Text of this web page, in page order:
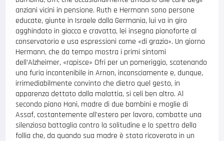
anziani vicini in pensione. Ruth e Hermann sono persone
educate, giunte in Israele dalla Germania, lui va in giro
agghindato in giacca e cravatta, lei insegna pianoforte al
conservatorio e usa espressioni come «di grazia». Un giorno
Hermann, che da tempo mostra i primi sintomi
dell’Alzheimer, «rapisce» Ofri per un pomeriggio, scatenando
una furia incontenibile in Arnon, inconsciamente e, dunque,
irrimediabilmente convinto che dietro quel gesto, in
apparenza dettato dalla malattia, si celi ben altro. Al
secondo piano Hani, madre di due bambini e moglie di
Assaf, costantemente all’estero per lavoro, combatte una
silenziosa battaglia contro la solitudine e lo spettro della
follia che, da quando sua madre è stata ricoverata in un